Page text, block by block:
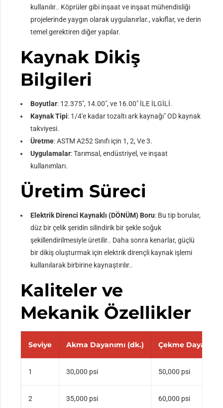
kullanılır.. Köprüler gibi inşaat ve inşaat mühendisliği
projelerinde yaygın olarak uygulanırlar., vakıflar, ve derin
temel gerektiren diğer yapılar.
Kaynak Dikiş
Bilgileri
Boyutlar: 12.375″, 14.00″, ve 16.00″ İLE İLGİLİ.
Kaynak Tipi: 1/4'e kadar tozaltı ark kaynağı″ OD kaynak
takviyesi.
Üretme: ASTM A252 Sınıfı için 1, 2, Ve 3.
Uygulamalar: Tarımsal, endüstriyel, ve inşaat
kullanımları.
Üretim Süreci
Elektrik Direnci Kaynaklı (DÖNÜM) Boru: Bu tip borular,
düz bir çelik şeridin silindirik bir şekle soğuk
şekillendirilmesiyle üretilir.. Daha sonra kenarlar, güçlü
bir dikiş oluşturmak için elektrik dirençli kaynak işlemi
kullanılarak birbirine kaynaştırılır..
Kaliteler ve
Mekanik Özellikler
Seviye Akma Dayanımı (dk.) Çekme
1 30,000 psi 50,000 psi
2 35,000 psi 60,000 psi